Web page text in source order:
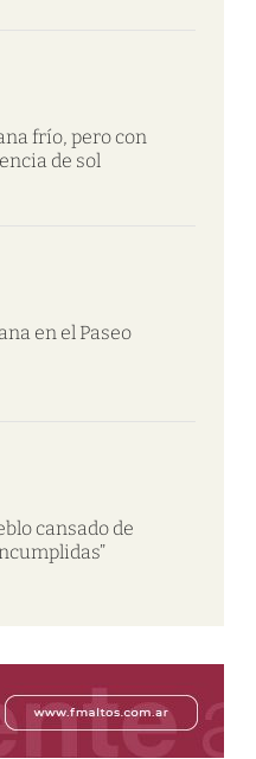
frío, pero con
de sol
en el Paseo
cansado de